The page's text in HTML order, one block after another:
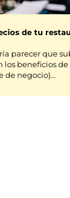
de tu
parecer que
los beneficios de
de negocio)…